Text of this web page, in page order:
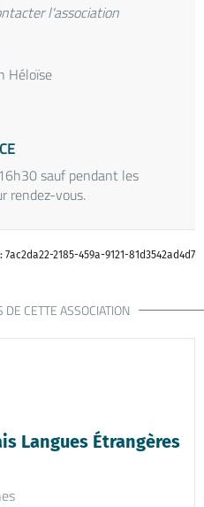
l'association
Héloïse
sauf pendant les
rendez-vous.
: 7ac2da22-2185-459a-9121-81d3542ad4d7
CETTE ASSOCIATION
Langues Étrangères